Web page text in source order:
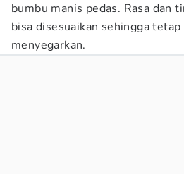
bumbu manis pedas. Rasa dan
bisa disesuaikan sehingga tetap
menyegarkan.